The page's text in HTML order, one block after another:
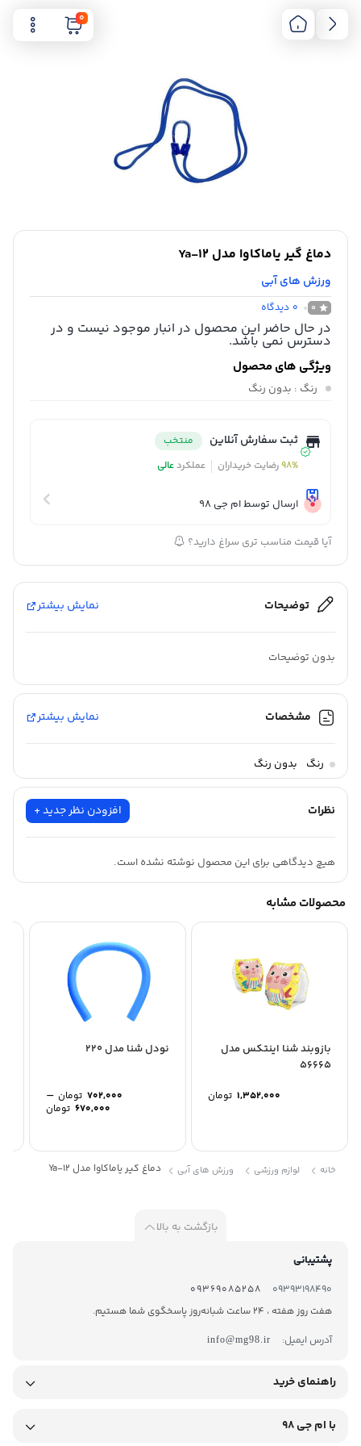
0
دماغ گیر یاماکاوا مدل Ya-12
ورزش های آبی
0
0 دیدگاه
در حال حاضر این محصول در انبار موجود نیست و در
دسترس نمی باشد.
ویژگی های محصول
رنگ : بدون رنگ
ثبت سفارش آنلاین
منتخب
98%رضایت خریداران عملکردعالی
ارسال توسط ام جی 98
آیا قیمت مناسب تری سراغ دارید؟
توضیحات نمایش بیشتر
بدون توضیحات
مشخصات نمایش بیشتر
رنگ بدون رنگ
نظرات افزودن نظر جدید +
هیچ دیدگاهی برای این محصول نوشته نشده است.
محصولات مشابه
بازوبند شنا اینتکس مدل
56665
1,352,000 تومان
نودل شنا مدل 220
702,000 تومان –
670,000 تومانPrice
through
خانه لوازم ورزشی ورزش های آبی دماغ گیر یاماکاوا مدل Ya-12
بازگشت به بالا
پشتیبانی
09393198490
09369085258
هفت روز هفته ، 24 ساعت شبانه‌روز پاسخگوی شما هستیم.
آدرس ایمیل:
info@mg98.ir
راهنمای خرید
با ام جی 98